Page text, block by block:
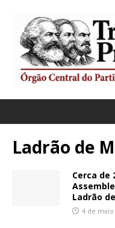
Ladrão de
Cerca de
Ladrão
4 de maio